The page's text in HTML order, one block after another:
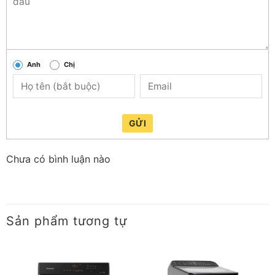
Anh Chị
GỬI
Chưa có bình luận nào
Sản phẩm tương tự